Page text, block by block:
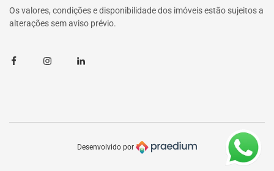
Os valores, condições e disponibilidade dos imóveis estão sujeitos a
alterações sem aviso prévio.
FacebookInstagramLinkedin
Desenvolvido por